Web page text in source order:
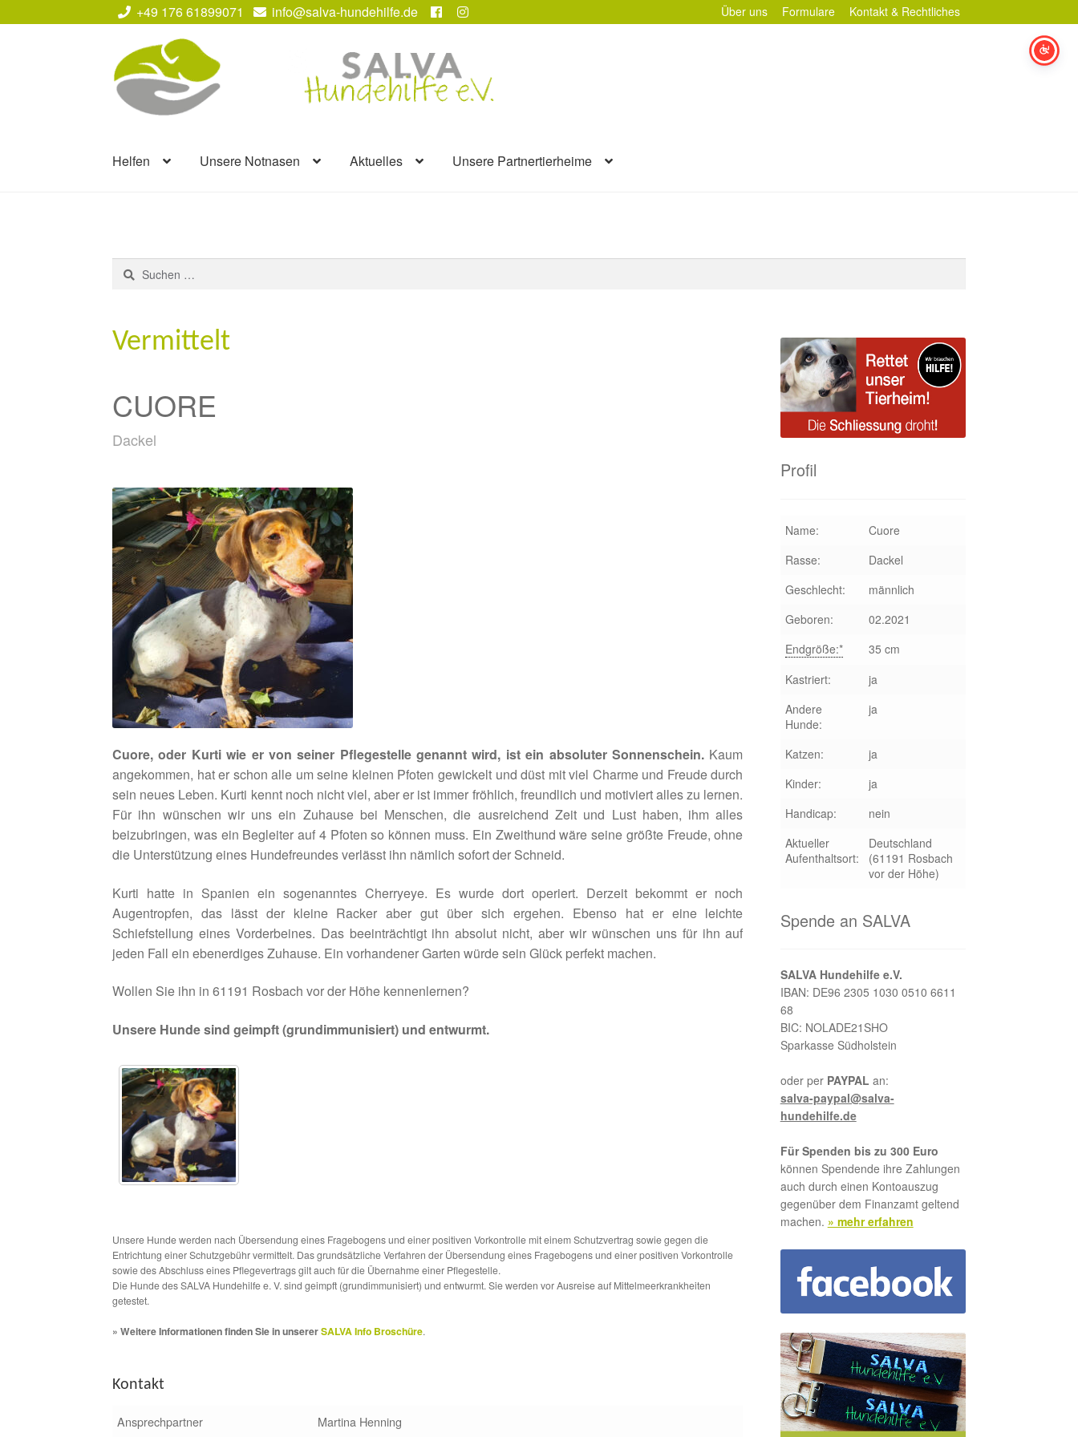
+49 176 61899071 info@salva-hundehilfe.de Über uns Formulare Kontakt & Rechtliches
Navigation
springen
Zum
Inhalt
springen
Helfen Unsere Notnasen Aktuelles Unsere Partnertierheime
Suchen
nach:
Vermittelt
CUORE
Dackel
Cuore, oder Kurti wie er von seiner Pflegestelle genannt wird, ist ein absoluter Sonnenschein. Kaum
angekommen, hat er schon alle um seine kleinen Pfoten gewickelt und düst mit viel Charme und Freude durch
sein neues Leben. Kurti kennt noch nicht viel, aber er ist immer fröhlich, freundlich und motiviert alles zu lernen.
Für ihn wünschen wir uns ein Zuhause bei Menschen, die ausreichend Zeit und Lust haben, ihm alles
beizubringen, was ein Begleiter auf 4 Pfoten so können muss. Ein Zweithund wäre seine größte Freude, ohne
die Unterstützung eines Hundefreundes verlässt ihn nämlich sofort der Schneid.
Kurti hatte in Spanien ein sogenanntes Cherryeye. Es wurde dort operiert. Derzeit bekommt er noch
Augentropfen, das lässt der kleine Racker aber gut über sich ergehen. Ebenso hat er eine leichte
Schiefstellung eines Vorderbeines. Das beeinträchtigt ihn absolut nicht, aber wir wünschen uns für ihn auf
jeden Fall ein ebenerdiges Zuhause. Ein vorhandener Garten würde sein Glück perfekt machen.
Wollen Sie ihn in 61191 Rosbach vor der Höhe kennenlernen?
Unsere Hunde sind geimpft (grundimmunisiert) und entwurmt.
Unsere Hunde werden nach Übersendung eines Fragebogens und einer positiven Vorkontrolle mit einem Schutzvertrag sowie gegen die
Entrichtung einer Schutzgebühr vermittelt. Das grundsätzliche Verfahren der Übersendung eines Fragebogens und einer positiven Vorkontrolle
sowie des Abschluss eines Pflegevertrags gilt auch für die Übernahme einer Pflegestelle.
Die Hunde des SALVA Hundehilfe e. V. sind geimpft (grundimmunisiert) und entwurmt. Sie werden vor Ausreise auf Mittelmeerkrankheiten
getestet.
» Weitere Informationen finden Sie in unsererSALVA Info Broschüre.
Kontakt
Ansprechpartner
Martina Henning
Profil
Name:
Cuore
Rasse:
Dackel
Geschlecht:
männlich
Geboren:
02.2021
Endgröße:*
35 cm
Kastriert:
ja
Andere
Hunde:
ja
Katzen:
ja
Kinder:
ja
Handicap:
nein
Aktueller
Aufenthaltsort:
Deutschland
(61191 Rosbach
vor der Höhe)
Spende an SALVA
SALVA Hundehilfe e.V.
IBAN: DE96 2305 1030 0510 6611
68
BIC: NOLADE21SHO
Sparkasse Südholstein
oder per PAYPAL an:
salva-paypal@salva-
hundehilfe.de
Für Spenden bis zu 300 Euro
können Spendende ihre Zahlungen
auch durch einen Kontoauszug
gegenüber dem Finanzamt geltend
machen. » mehr erfahren